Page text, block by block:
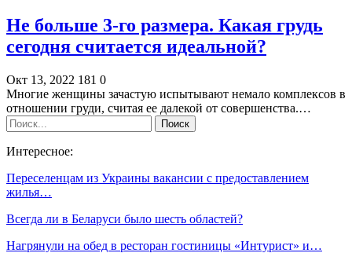
Не больше 3-го размера. Какая грудь
сегодня считается идеальной?
Окт 13, 2022 181 0
Многие женщины зачастую испытывают немало комплексов в
отношении груди, считая ее далекой от совершенства.…
Интересное:
Переселенцам из Украины вакансии с предоставлением
жилья…
Всегда ли в Беларуси было шесть областей?
Нагрянули на обед в ресторан гостиницы «Интурист» и…